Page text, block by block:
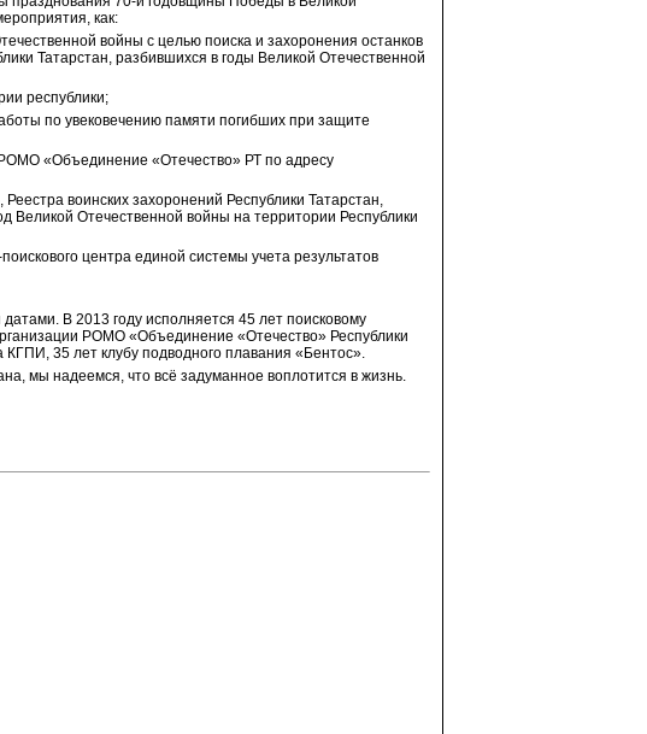
как:
войны с целью поиска и захоронения останков
Татарстан, разбившихся в годы Великой Отечественной
республики;
по увековечению памяти погибших при защите
«Объединение «Отечество» РТ по адресу
воинских захоронений Республики Татарстан,
Великой Отечественной войны на территории Республики
центра единой системы учета результатов
В 2013 году исполняется 45 лет поисковому
РОМО «Объединение «Отечество» Республики
35 лет клубу подводного плавания «Бентос».
мы надеемся, что всё задуманное воплотится в жизнь.